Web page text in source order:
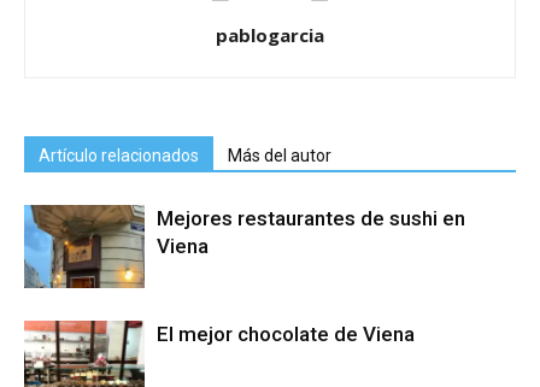
pablogarcia
Artículo relacionados Más del autor
Mejores restaurantes de sushi en
Viena
El mejor chocolate de Viena